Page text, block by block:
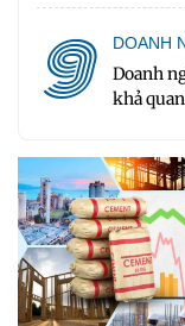
9 DOANH
Doanh
khả